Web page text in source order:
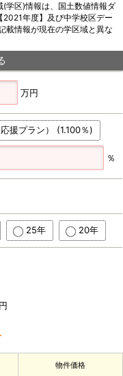
学区)情報は、国土数値情報ダ
年度】及び中学校区デー
載情報が現在の学区域と異な
万円
援プラン） (1.100％)
％
25年 20年
物件価格